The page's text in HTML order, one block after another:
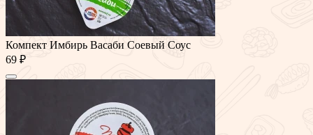
Компект Имбирь Васаби Соевый Соус
69 ₽